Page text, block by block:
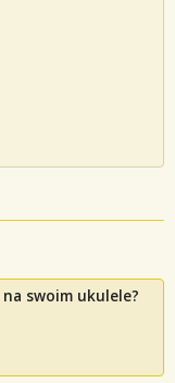
na swoim ukulele?